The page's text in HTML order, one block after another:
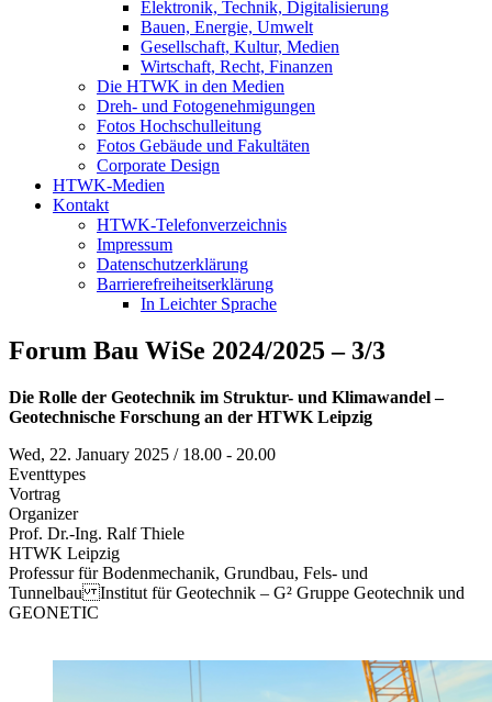
Elektronik, Technik, Digitalisierung
Bauen, Energie, Umwelt
Gesellschaft, Kultur, Medien
Wirtschaft, Recht, Finanzen
Die HTWK in den Medien
Dreh- und Fotogenehmigungen
Fotos Hochschulleitung
Fotos Gebäude und Fakultäten
Corporate Design
HTWK-Medien
Kontakt
HTWK-Telefonverzeichnis
Impressum
Datenschutzerklärung
Barrierefreiheitserklärung
In Leichter Sprache
Forum Bau WiSe 2024/2025 – 3/3
Die Rolle der Geotechnik im Struktur- und Klimawandel –
Geotechnische Forschung an der HTWK Leipzig
Wed, 22. January 2025 / 18.00 - 20.00
Eventtypes
Vortrag
Organizer
Prof. Dr.-Ing. Ralf Thiele
HTWK Leipzig
Professur für Bodenmechanik, Grundbau, Fels- und
Tunnelbau Institut für Geotechnik – G² Gruppe Geotechnik und
GEONETIC